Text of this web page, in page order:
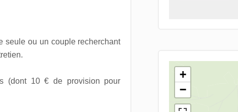
seule ou un couple recherchant
(dont 10 € de provision pour
+
−